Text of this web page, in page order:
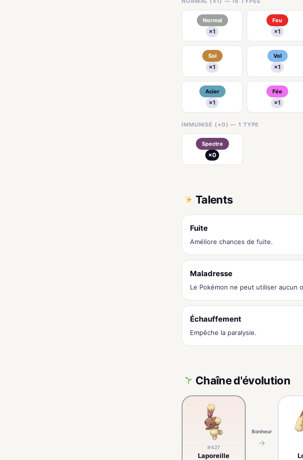
Normal
×1
Feu
×1
Sol
×1
Vol
×1
Acier
×1
Fée
×1
IMMUNISÉ (×0) — 1 TYPE
Spectre
×0
Talents
Fuite
Améliore chances de fuite.
Maladresse
Le Pokémon ne peut utiliser aucun
Échauffement
Empêche la paralysie.
Chaîne d'évolution
#427
Laporeille
Bonheur
→